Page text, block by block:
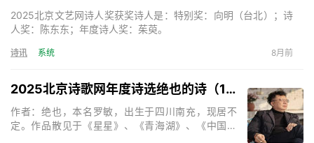
2025北京文艺网诗人奖获奖诗人是：特别奖：向明（台北）；诗
人奖：陈东东；年度诗人奖：茱萸。
诗讯 系统 8月前
2025北京诗歌网年度诗选绝也的诗（15首）
作者：绝也，本名罗敏，出生于四川南充，现居不
定。作品散见于《星星》、《青海湖》、《中国诗